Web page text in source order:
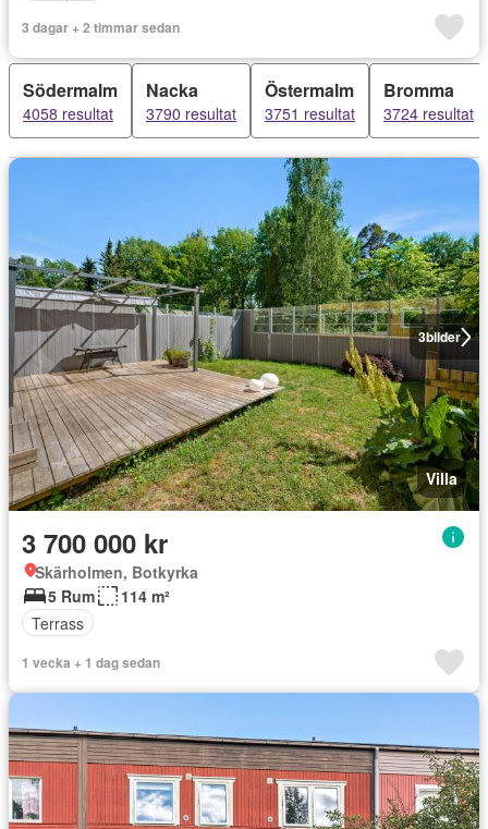
3 dagar + 2 timmar sedan
Södermalm
4058 resultat
Nacka
3790 resultat
Östermalm
3751 resultat
Bromma
3724 resultat
3bilder
Villa
3 700 000 kr
Skärholmen, Botkyrka
5 Rum
114 m²
Terrass
1 vecka + 1 dag sedan